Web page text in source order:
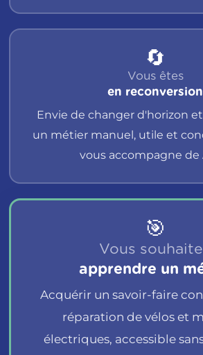
🔄
Vous êtes
en reconversion
Envie de changer d'horizon
un métier manuel, utile et
vous accompagne de
🎯
Vous
apprendre un
Acquérir un savoir-faire
réparation de vélos et
électriques, accessible